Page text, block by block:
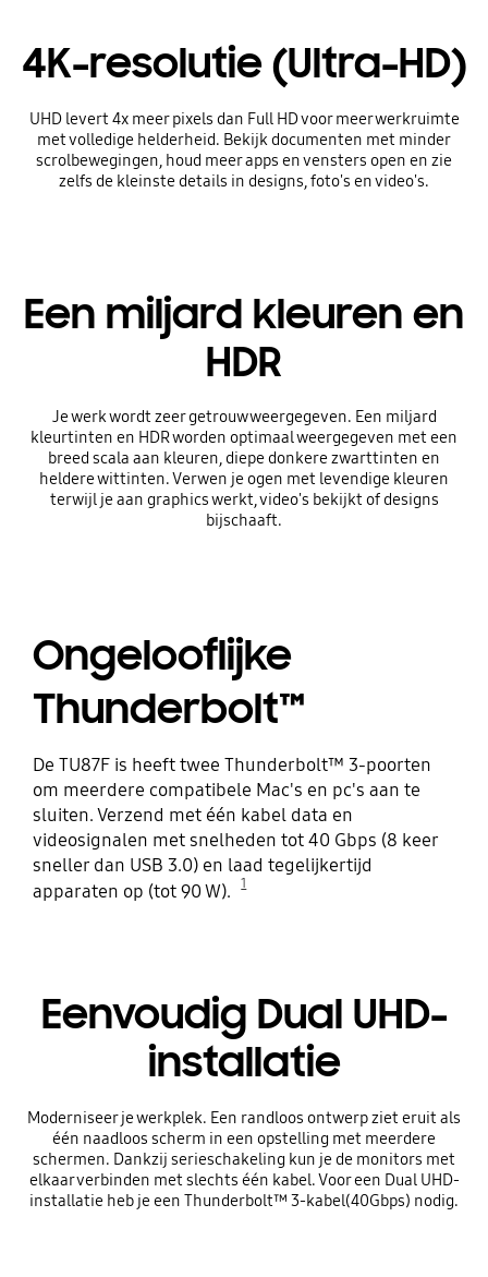
4K-resolutie (Ultra-HD)
UHD levert 4x meer pixels dan Full HD voor meer werkruimte
met volledige helderheid. Bekijk documenten met minder
scrolbewegingen, houd meer apps en vensters open en zie
zelfs de kleinste details in designs, foto's en video's.
Een miljard kleuren en
HDR
Je werk wordt zeer getrouw weergegeven. Een miljard
kleurtinten en HDR worden optimaal weergegeven met een
breed scala aan kleuren, diepe donkere zwarttinten en
heldere wittinten. Verwen je ogen met levendige kleuren
terwijl je aan graphics werkt, video's bekijkt of designs
bijschaaft.
Ongelooflijke
Thunderbolt™
De TU87F is heeft twee Thunderbolt™ 3-poorten
om meerdere compatibele Mac's en pc's aan te
sluiten. Verzend met één kabel data en
videosignalen met snelheden tot 40 Gbps (8 keer
sneller dan USB 3.0) en laad tegelijkertijd
apparaten op (tot 90 W).
1
Eenvoudig Dual UHD-
installatie
Moderniseer je werkplek. Een randloos ontwerp ziet eruit als
één naadloos scherm in een opstelling met meerdere
schermen. Dankzij serieschakeling kun je de monitors met
elkaar verbinden met slechts één kabel. Voor een Dual UHD-
installatie heb je een Thunderbolt™ 3-kabel(40Gbps) nodig.